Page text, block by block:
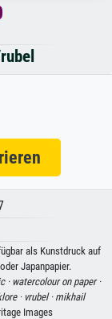
als Kunstdruck auf
Japanpapier.
· watercolour on paper ·
· vrubel · mikhail
Images